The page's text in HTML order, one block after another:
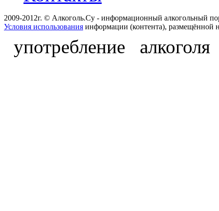
2009-2012г. © Алкоголь.Су - информационный алкогольный
Условия использования информации (контента), размещённой
употребление